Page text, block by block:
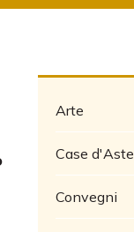
Arte
Case d'Aste
Convegni